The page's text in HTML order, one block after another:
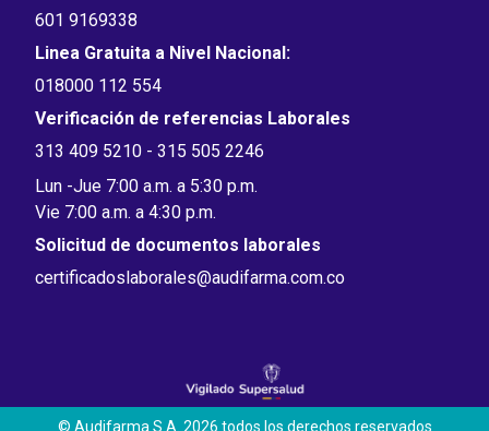
601 9169338
Linea Gratuita a Nivel Nacional:
018000 112 554
Verificación de referencias Laborales
313 409 5210 - 315 505 2246
Lun -Jue 7:00 a.m. a 5:30 p.m.
Vie 7:00 a.m. a 4:30 p.m.
Solicitud de documentos laborales
certificadoslaborales@audifarma.com.co
© Audifarma S.A. 2026 todos los derechos reservados